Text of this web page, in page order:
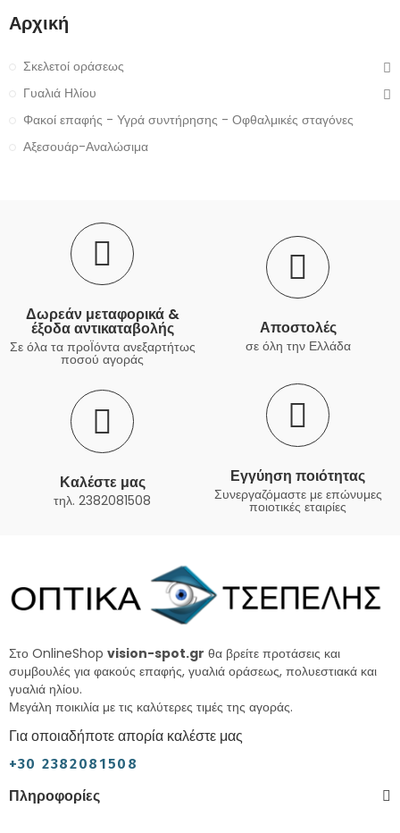
Αρχική
Σκελετοί οράσεως
Γυαλιά Ηλίου
Φακοί επαφής - Υγρά συντήρησης - Οφθαλμικές σταγόνες
Αξεσουάρ-Αναλώσιμα
Δωρεάν μεταφορικά &
έξοδα αντικαταβολής
Σε όλα τα προΪόντα ανεξαρτήτως
ποσού αγοράς
Αποστολές
σε όλη την Ελλάδα
Καλέστε μας
τηλ. 2382081508
Εγγύηση ποιότητας
Συνεργαζόμαστε με επώνυμες
ποιοτικές εταιρίες
Στο OnlineShop vision-spot.gr θα βρείτε προτάσεις και
συμβουλές για φακούς επαφής, γυαλιά οράσεως, πολυεστιακά και
γυαλιά ηλίου.
Μεγάλη ποικιλία με τις καλύτερες τιμές της αγοράς.
Για οποιαδήποτε απορία καλέστε μας
+30 2382081508
Πληροφορίες